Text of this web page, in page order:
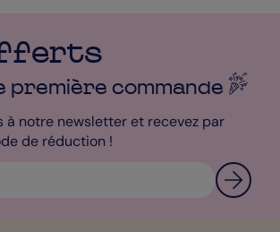
première commande
à notre newsletter et recevez par
de réduction !